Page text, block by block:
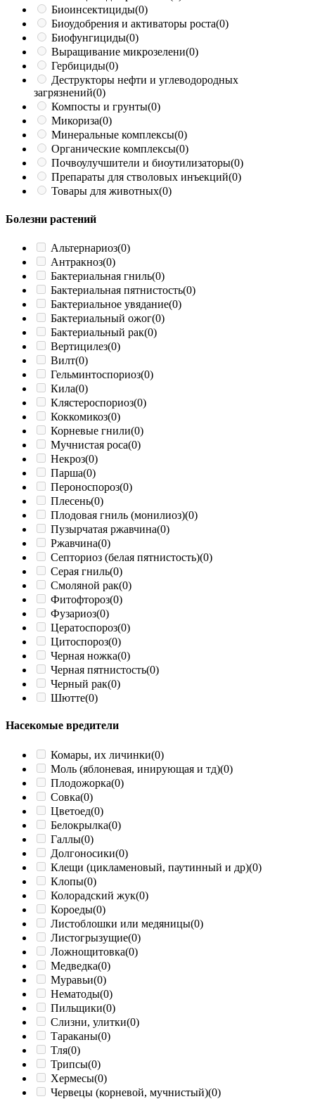
Биоинсектициды(0)
Биоудобрения и активаторы роста(0)
Биофунгициды(0)
Выращивание микрозелени(0)
Гербициды(0)
Деструкторы нефти и углеводородных
загрязнений(0)
Компосты и грунты(0)
Микориза(0)
Минеральные комплексы(0)
Органические комплексы(0)
Почвоулучшители и биоутилизаторы(0)
Препараты для стволовых инъекций(0)
Товары для животных(0)
Болезни растений
Альтернариоз(0)
Антракноз(0)
Бактериальная гниль(0)
Бактериальная пятнистость(0)
Бактериальное увядание(0)
Бактериальный ожог(0)
Бактериальный рак(0)
Вертицилез(0)
Вилт(0)
Гельминтоспориоз(0)
Кила(0)
Клястероспориоз(0)
Коккомикоз(0)
Корневые гнили(0)
Мучнистая роса(0)
Некроз(0)
Парша(0)
Пероноспороз(0)
Плесень(0)
Плодовая гниль (монилиоз)(0)
Пузырчатая ржавчина(0)
Ржавчина(0)
Септориоз (белая пятнистость)(0)
Серая гниль(0)
Смоляной рак(0)
Фитофтороз(0)
Фузариоз(0)
Цератоспороз(0)
Цитоспороз(0)
Черная ножка(0)
Черная пятнистость(0)
Черный рак(0)
Шютте(0)
Насекомые вредители
Комары, их личинки(0)
Моль (яблоневая, инирующая и тд)(0)
Плодожорка(0)
Совка(0)
Цветоед(0)
Белокрылка(0)
Галлы(0)
Долгоносики(0)
Клещи (цикламеновый, паутинный и др)(0)
Клопы(0)
Колорадский жук(0)
Короеды(0)
Листоблошки или медяницы(0)
Листогрызущие(0)
Ложнощитовка(0)
Медведка(0)
Муравьи(0)
Нематоды(0)
Пильщики(0)
Слизни, улитки(0)
Тараканы(0)
Тля(0)
Трипсы(0)
Хермесы(0)
Червецы (корневой, мучнистый)(0)